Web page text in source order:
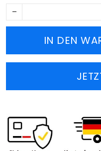
IN DEN